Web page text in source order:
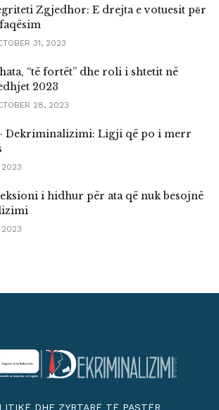
Zgjedhor: E drejta e votuesit pёr
31, 2023
“të fortët” dhe roli i shtetit në
2023
28, 2023
Dekriminalizimi: Ligji që po i merr
2023
i hidhur për ata që nuk besojnë
2023
DHE ZYRTARË TË PASTËR